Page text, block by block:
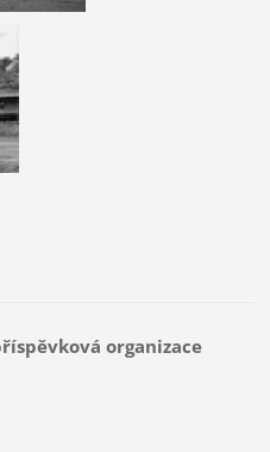
organizace